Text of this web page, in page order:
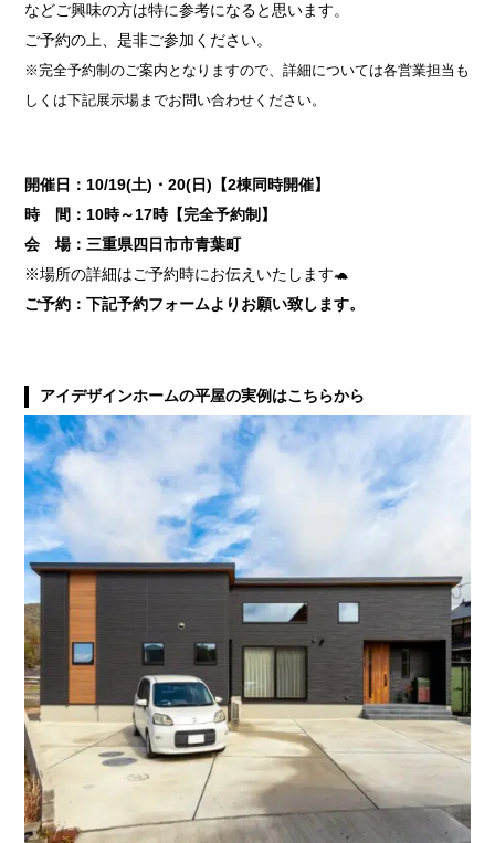
などご興味の方は特に参考になると思います。
ご予約の上、是非ご参加ください。
※完全予約制のご案内となりますので、詳細については各営業担当も
しくは下記展示場までお問い合わせください。
開催日：10/19(土)・20(日)【2棟同時開催】
時 間：10時～17時【完全予約制】
会 場：三重県四日市市青葉町
※場所の詳細はご予約時にお伝えいたします🐢
ご予約：下記予約フォームよりお願い致します。
アイデザインホームの平屋の実例はこちらから